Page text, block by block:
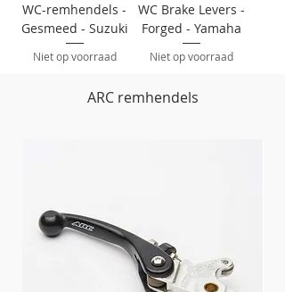
WC-remhendels -
Gesmeed - Suzuki
Niet op voorraad
WC Brake Levers -
Forged - Yamaha
Niet op voorraad
ARC remhendels